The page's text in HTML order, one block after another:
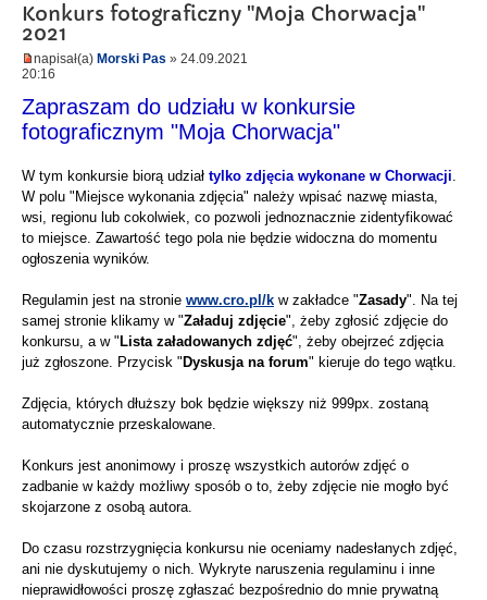
Konkurs fotograficzny "Moja Chorwacja"
2021
napisał(a) Morski Pas » 24.09.2021
20:16
Zapraszam do udziału w konkursie
fotograficznym "Moja Chorwacja"
W tym konkursie biorą udział tylko zdjęcia wykonane w Chorwacji.
W polu "Miejsce wykonania zdjęcia" należy wpisać nazwę miasta,
wsi, regionu lub cokolwiek, co pozwoli jednoznacznie zidentyfikować
to miejsce. Zawartość tego pola nie będzie widoczna do momentu
ogłoszenia wyników.
Regulamin jest na stronie www.cro.pl/k w zakładce "Zasady". Na tej
samej stronie klikamy w "Załaduj zdjęcie", żeby zgłosić zdjęcie do
konkursu, a w " Lista załadowanych zdjęć", żeby obejrzeć zdjęcia
już zgłoszone. Przycisk " Dyskusja na forum" kieruje do tego wątku.
Zdjęcia, których dłuższy bok będzie większy niż 999px. zostaną
automatycznie przeskalowane.
Konkurs jest anonimowy i proszę wszystkich autorów zdjęć o
zadbanie w każdy możliwy sposób o to, żeby zdjęcie nie mogło być
skojarzone z osobą autora.
Do czasu rozstrzygnięcia konkursu nie oceniamy nadesłanych zdjęć,
ani nie dyskutujemy o nich. Wykryte naruszenia regulaminu i inne
nieprawidłowości proszę zgłaszać bezpośrednio do mnie prywatną